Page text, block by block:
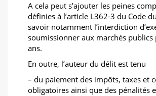
A cela peut s’ajouter les peines
définies à l’article L362-3 du Code
savoir notamment l’interdiction
soumissionner aux marchés publics
ans.
En outre, l’auteur du délit est tenu
– du paiement des impôts, taxes et
obligatoires ainsi que des pénalités